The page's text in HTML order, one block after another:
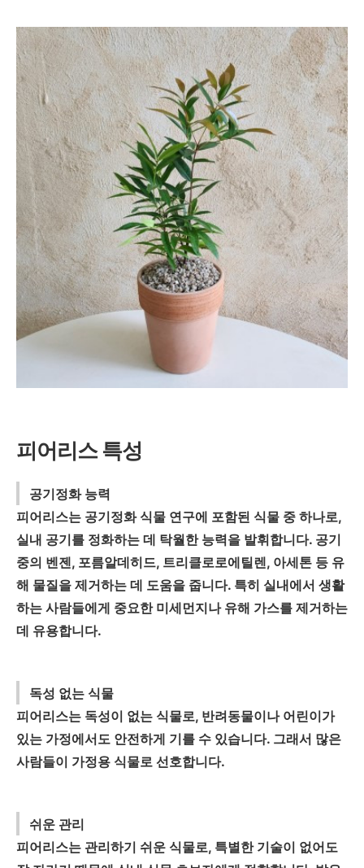
피어리스 특성
공기정화 능력
피어리스는 공기정화 식물 연구에 포함된 식물 중 하나로,
실내 공기를 정화하는 데 탁월한 능력을 발휘합니다. 공기
중의 벤젠, 포름알데히드, 트리클로로에틸렌, 아세톤 등 유
해 물질을 제거하는 데 도움을 줍니다. 특히 실내에서 생활
하는 사람들에게 중요한 미세먼지나 유해 가스를 제거하는
데 유용합니다.
독성 없는 식물
피어리스는 독성이 없는 식물로, 반려동물이나 어린이가
있는 가정에서도 안전하게 기를 수 있습니다. 그래서 많은
사람들이 가정용 식물로 선호합니다.
쉬운 관리
피어리스는 관리하기 쉬운 식물로, 특별한 기술이 없어도